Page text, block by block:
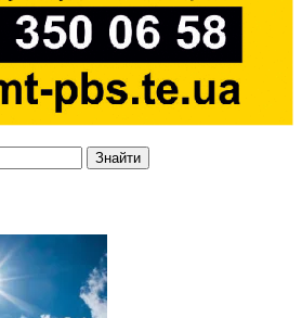
Знайти